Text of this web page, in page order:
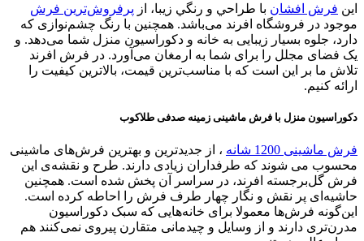
اين فرش افشان با طراحي و رنگي زیبا، از پرفروش‌ترین فرش‌
موجود در فروشگاه افرند می‌باشد. همچنین با رنگ چشم‌نوازی که
دارد، جلوه بسیار زیبایی به خانه و دکوراسیون منزل شما می‌دهد. و
یک فضای مجلل را برای شما به ارمغان می‌آورد. در فرش افرند
تلاش ما بر این است که با مناسب‌ترین قیمت، بالاترین کیفیت را
ارائه کنیم.
دکوراسیون منزل با فرش ماشینی زمینه صدفی طلاکوب
فرش ماشینی 1200 شانه
، از جدیدترین و بهترین فرش‌های ماشینی
محسوب می شوند که طرفداران زیادی دارند. طرح و نقشه‌ی این
فرش گل‌برجسته افرند، در سراسر آن پخش شده است. همچنین
حاشيه‌ای پر نقش و نگار چهار طرف فرش را احاطه کرده است.
این‌گونه فرش‌ها معمولا برای خانه‌هایی که سبک دکوراسیون
مدرن‌تری دارند و از وسایل و چیدمانی متقارن پیروی نمی‌کنند هم